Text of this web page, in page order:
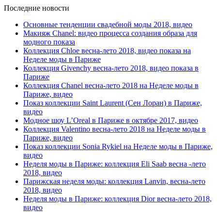
Последние новости
Основные тенденции свадебной моды 2018, видео
Макияж Chanel: видео процесса создания образа для
модного показа
Коллекция Chloe весна-лето 2018, видео показа на
Неделе моды в Париже
Коллекция Givenchy весна-лето 2018, видео показа в
Париже
Коллекция Chanel весна-лето 2018 на Неделе моды в
Париже, видео
Показ коллекции Saint Laurent (Сен Лоран) в Париже,
видео
Модное шоу L’Oreal в Париже в октябре 2017, видео
Коллекция Valentino весна-лето 2018 на Неделе моды в
Париже, видео
Показ коллекции Sonia Rykiel на Неделе моды в Париже,
видео
Неделя моды в Париже: коллекция Eli Saab весна -лето
2018, видео
Парижская неделя моды: коллекция Lanvin, весна-лето
2018, видео
Неделя моды в Париже: коллекция Dior весна-лето 2018,
видео